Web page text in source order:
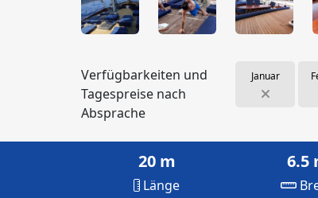
Verfügbarkeiten und
Tagespreise nach
Absprache
Januar
20 m
Länge
6.5